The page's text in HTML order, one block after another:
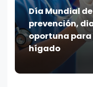
Día Mundial
prevención,
oportuna para
hígado